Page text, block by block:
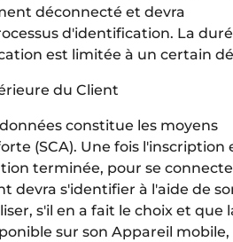
déconnecté et devra
d'identification. La
est limitée à un certain
du Client
constitue les moyens
(SCA). Une fois l'inscription
terminée, pour se
devra s'identifier à l'aide de
s'il en a fait le choix et que
sur son Appareil mobile,